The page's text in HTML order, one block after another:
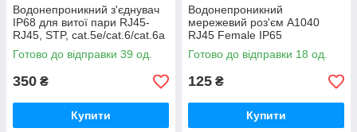
Водонепроникний з'єднувач
IP68 для витої пари RJ45-
RJ45, STP, cat.5e/cat.6/cat.6a
Готово до відправки 39 од.
350 ₴
Купити
Водонепроникний
мережевий роз'єм A1040
RJ45 Female IP65
Готово до відправки 18 од.
125 ₴
Купити